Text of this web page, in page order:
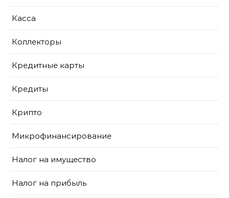
Касса
Коллекторы
Кредитные карты
Кредиты
Крипто
Микрофинансирование
Налог на имущество
Налог на прибыль